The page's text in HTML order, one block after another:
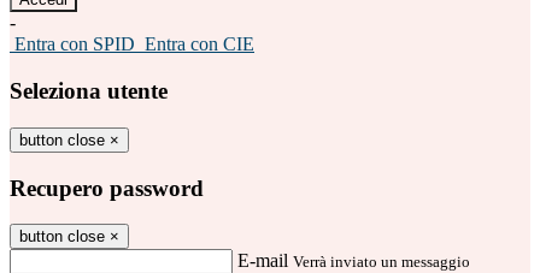
-
Entra con SPID Entra con CIE
Seleziona utente
button close ×
Recupero password
button close ×
E-mail Verrà inviato un messaggio